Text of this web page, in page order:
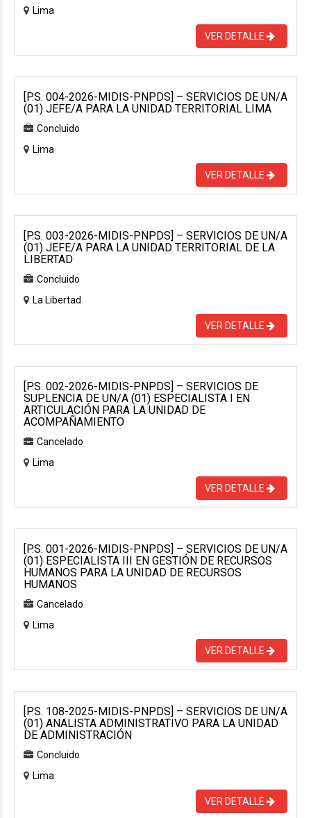
Lima
VER DETALLE
[P.S. 004-2026-MIDIS-PNPDS] – SERVICIOS DE UN/A
(01) JEFE/A PARA LA UNIDAD TERRITORIAL LIMA
Concluido
Lima
VER DETALLE
[P.S. 003-2026-MIDIS-PNPDS] – SERVICIOS DE UN/A
(01) JEFE/A PARA LA UNIDAD TERRITORIAL DE LA
LIBERTAD
Concluido
La Libertad
VER DETALLE
[P.S. 002-2026-MIDIS-PNPDS] – SERVICIOS DE
SUPLENCIA DE UN/A (01) ESPECIALISTA I EN
ARTICULACIÓN PARA LA UNIDAD DE
ACOMPAÑAMIENTO
Cancelado
Lima
VER DETALLE
[P.S. 001-2026-MIDIS-PNPDS] – SERVICIOS DE UN/A
(01) ESPECIALISTA III EN GESTIÓN DE RECURSOS
HUMANOS PARA LA UNIDAD DE RECURSOS
HUMANOS
Cancelado
Lima
VER DETALLE
[P.S. 108-2025-MIDIS-PNPDS] – SERVICIOS DE UN/A
(01) ANALISTA ADMINISTRATIVO PARA LA UNIDAD
DE ADMINISTRACIÓN
Concluido
Lima
VER DETALLE